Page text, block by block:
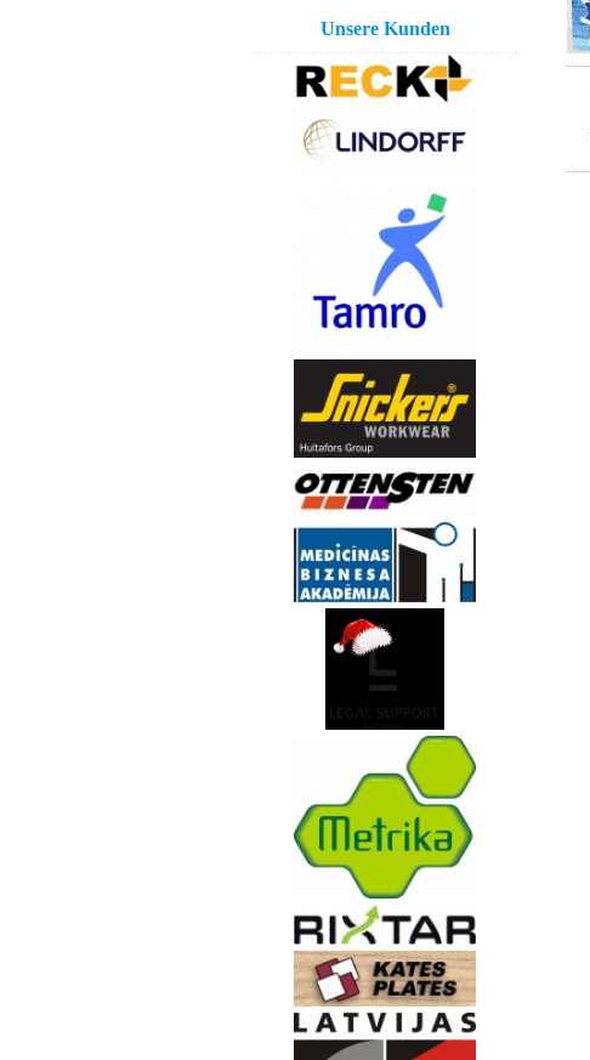
Unsere Kunden